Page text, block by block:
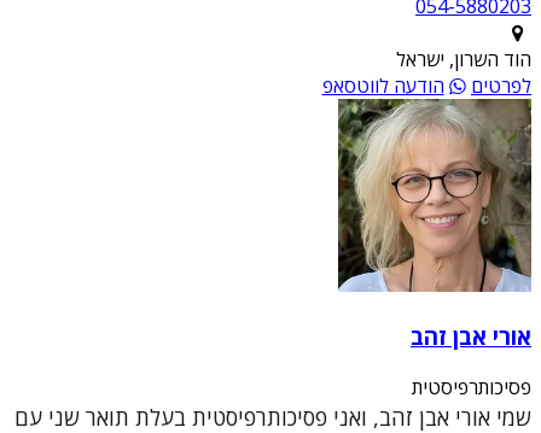
054-5880203
הוד השרון, ישראל
לפרטים
הודעה לווטסאפ
אורי אבן זהב
פסיכותרפיסטית
שמי אורי אבן זהב, ואני פסיכותרפיסטית בעלת תואר שני עם